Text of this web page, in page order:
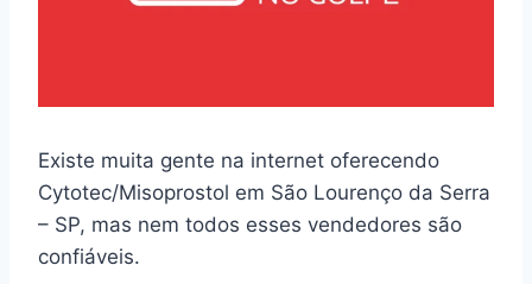
Existe muita gente na internet oferecendo
Cytotec/Misoprostol em São Lourenço da Serra
– SP, mas nem todos esses vendedores são
confiáveis.